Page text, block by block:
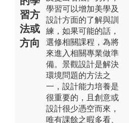
習方
法或
方向
學習可以增加美學及
設計方面的了解與訓
練，如果可能的話，
選修相關課程，為將
來進入相關專業做準
備。景觀設計是解決
環境問題的方法之
一，設計能力培養是
很重要的，且創意或
設計很少憑空而來，
唯有課餘之暇多看、